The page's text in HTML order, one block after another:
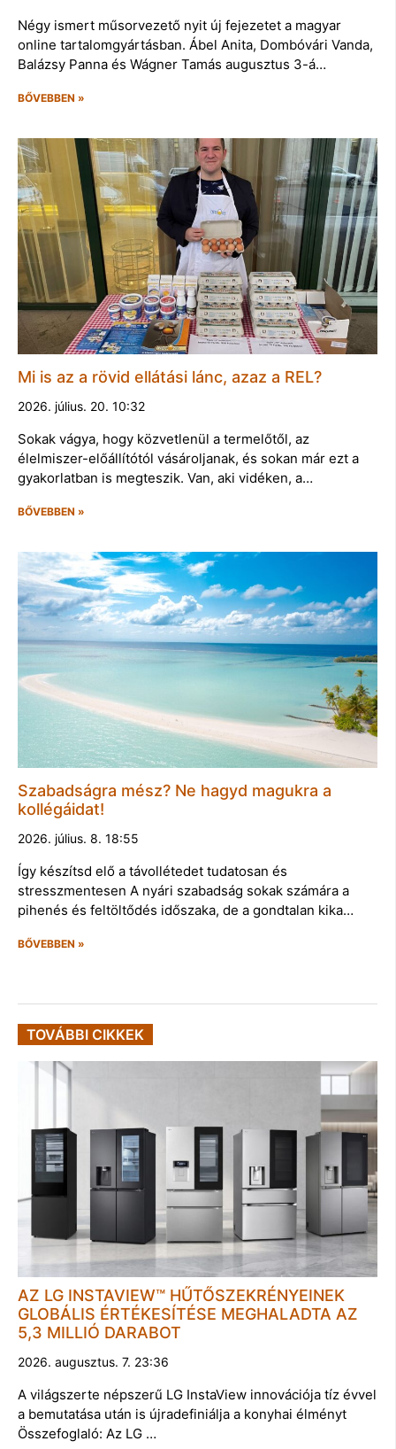
Négy ismert műsorvezető nyit új fejezetet a magyar
online tartalomgyártásban. Ábel Anita, Dombóvári Vanda,
Balázsy Panna és Wágner Tamás augusztus 3-á…
BŐVEBBEN »
Mi is az a rövid ellátási lánc, azaz a REL?
2026. július. 20. 10:32
Sokak vágya, hogy közvetlenül a termelőtől, az
élelmiszer-előállítótól vásároljanak, és sokan már ezt a
gyakorlatban is megteszik. Van, aki vidéken, a…
BŐVEBBEN »
Szabadságra mész? Ne hagyd magukra a
kollégáidat!
2026. július. 8. 18:55
Így készítsd elő a távollétedet tudatosan és
stresszmentesen A nyári szabadság sokak számára a
pihenés és feltöltődés időszaka, de a gondtalan kika…
BŐVEBBEN »
TOVÁBBI CIKKEK
AZ LG INSTAVIEW™ HŰTŐSZEKRÉNYEINEK
GLOBÁLIS ÉRTÉKESÍTÉSE MEGHALADTA AZ
5,3 MILLIÓ DARABOT
2026. augusztus. 7. 23:36
A világszerte népszerű LG InstaView innovációja tíz évvel
a bemutatása után is újradefiniálja a konyhai élményt
Összefoglaló: Az LG …